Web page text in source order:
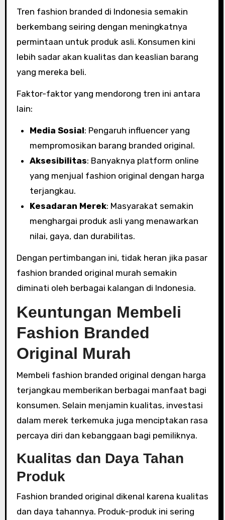
Tren fashion branded di Indonesia semakin
berkembang seiring dengan meningkatnya
permintaan untuk produk asli. Konsumen kini
lebih sadar akan kualitas dan keaslian barang
yang mereka beli.
Faktor-faktor yang mendorong tren ini antara
lain:
Media Sosial: Pengaruh influencer yang
mempromosikan barang branded original.
Aksesibilitas: Banyaknya platform online
yang menjual fashion original dengan harga
terjangkau.
Kesadaran Merek: Masyarakat semakin
menghargai produk asli yang menawarkan
nilai, gaya, dan durabilitas.
Dengan pertimbangan ini, tidak heran jika pasar
fashion branded original murah semakin
diminati oleh berbagai kalangan di Indonesia.
Keuntungan Membeli
Fashion Branded
Original Murah
Membeli fashion branded original dengan harga
terjangkau memberikan berbagai manfaat bagi
konsumen. Selain menjamin kualitas, investasi
dalam merek terkemuka juga menciptakan rasa
percaya diri dan kebanggaan bagi pemiliknya.
Kualitas dan Daya Tahan
Produk
Fashion branded original dikenal karena kualitas
dan daya tahannya. Produk-produk ini sering